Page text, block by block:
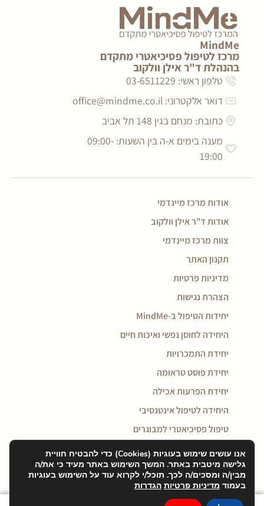
MindMe
מרכז לטיפול פסיכיאטרי מתקדם
בהנהלת ד"ר אילן וולקוב
טלפון ראשי: 03-6511229
דואר אלקטרוני: office@mindme.co.il
כתובת: מנחם בגין 148 תל אביב
מענה בימים א-ה בין השעות: 09:00-
19:00
אודות מרכז מיינדמי
אודות ד"ר אילן וולקוב
צוות מרכז מיינדמי
תקנון האתר
מדיניות פרטיות
הצהרת נגישות
יחידות הטיפול ב-MindMe
היחידה לחוסן נפשי ואיכות חיים
יחידת התמכרויות
יחידת פוסט טראומה
יחידת הפרעות אכילה
היחידה לטיפול אינטנסיבי
טיפול פסיכיאטרי למבוגרים
טיפול במאניה דיפרסיה
טיפול בחרדה
אנו עושים שימוש בעוגיות (Cookies) כדי להבטיח חוויית
גלישה מיטבית באתר. המשך השימוש באתר מעיד כי את/ה
מבין/ה ומסכים/ה לכך. תוכל/י לקרוא עוד על השימוש בעוגיות
בעמוד מדיניות פרטיות הגדרות